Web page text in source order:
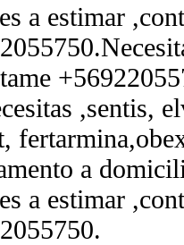
a estimar
,sentis,
a
a estimar